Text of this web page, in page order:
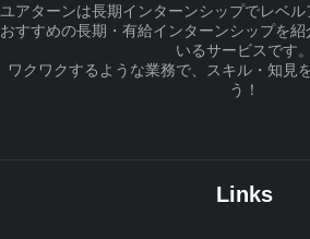
ユアターンは長期インターンシップでレベ
おすすめの長期・有給インターンシップを
いるサービスです。
ワクワクするような業務で、スキル・知見
う！
Links